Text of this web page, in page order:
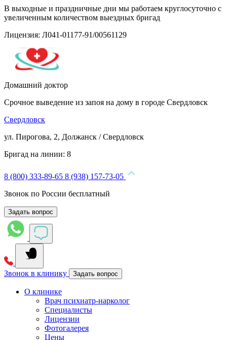
В выходные и праздничные дни мы работаем круглосуточно с
увеличенным количеством выездных бригад
Лицензия: Л041-01177-91/00561129
Домашний доктор
Срочное выведение из запоя на дому в городе Свердловск
Свердловск
ул. Пирогова, 2, Должанск / Свердловск
Бригад на линии: 8
8 (800) 333-89-65 8 (938) 157-73-05
Звонок по России бесплатный
Задать вопрос
Звонок в клинику Задать вопрос
О клинике
Врач психиатр-нарколог
Специалисты
Лицензии
Фотогалерея
Цены